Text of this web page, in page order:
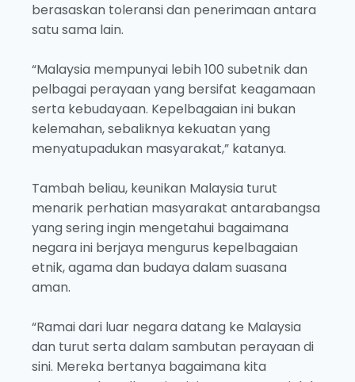
berasaskan toleransi dan penerimaan antara
satu sama lain.
“Malaysia mempunyai lebih 100 subetnik dan
pelbagai perayaan yang bersifat keagamaan
serta kebudayaan. Kepelbagaian ini bukan
kelemahan, sebaliknya kekuatan yang
menyatupadukan masyarakat,” katanya.
Tambah beliau, keunikan Malaysia turut
menarik perhatian masyarakat antarabangsa
yang sering ingin mengetahui bagaimana
negara ini berjaya mengurus kepelbagaian
etnik, agama dan budaya dalam suasana
aman.
“Ramai dari luar negara datang ke Malaysia
dan turut serta dalam sambutan perayaan di
sini. Mereka bertanya bagaimana kita